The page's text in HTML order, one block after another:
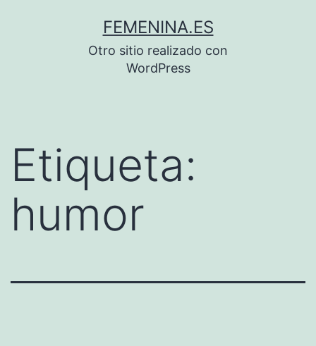
FEMENINA.ES
Otro sitio realizado con
WordPress
Etiqueta:
humor